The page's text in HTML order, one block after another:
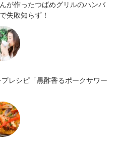
が作ったつばめグリルのハンバ
失敗知らず！
レシピ「黒酢香るポークサワー